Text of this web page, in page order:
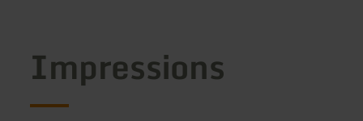
Impressions